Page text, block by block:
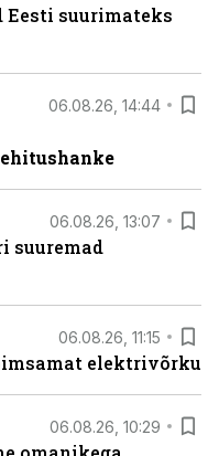
Eesti suurimateks
06.08.26, 14:44
06.08.26, 13:07
suuremad
06.08.26, 11:15
elektrivõrku
06.08.26, 10:29